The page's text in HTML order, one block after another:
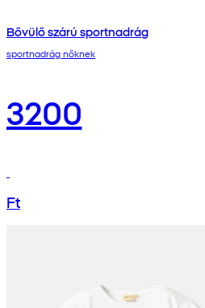
Bővülő szárú sportnadrág
sportnadrág nőknek
3200
Ft